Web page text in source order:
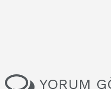
YORUM